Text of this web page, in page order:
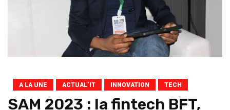
A LA UNE ACTUAL’IT INNOVATION TECH
SAM 2023 : la fintech BFT,